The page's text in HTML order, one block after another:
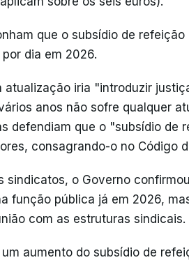
que o subsídio de
dia em 2026.
atualização iria "introduzir
anos não sofre qualquer
defendiam que o "subsídio de
consagrando-o no Código
sindicatos, o Governo
função pública já em 2026,
com as estruturas sindicais.
aumento do subsídio de